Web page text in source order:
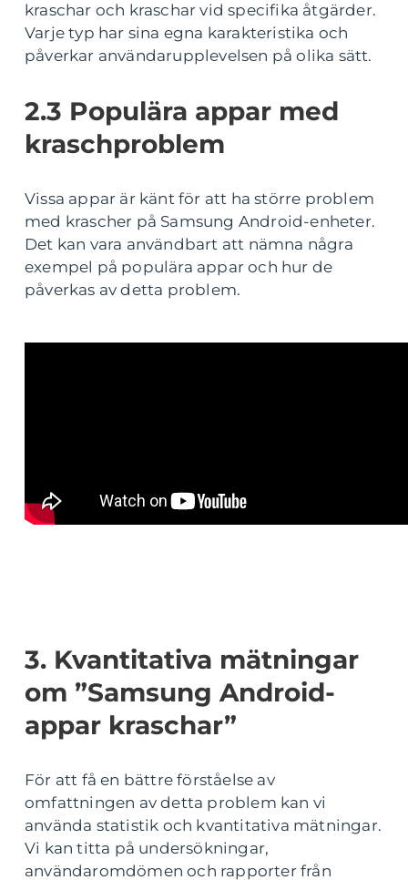
kraschar och kraschar vid specifika åtgärder.
Varje typ har sina egna karakteristika och
påverkar användarupplevelsen på olika sätt.
2.3 Populära appar med
kraschproblem
Vissa appar är känt för att ha större problem
med krascher på Samsung Android-enheter.
Det kan vara användbart att nämna några
exempel på populära appar och hur de
påverkas av detta problem.
3. Kvantitativa mätningar
om ”Samsung Android-
appar kraschar”
För att få en bättre förståelse av
omfattningen av detta problem kan vi
använda statistik och kvantitativa mätningar.
Vi kan titta på undersökningar,
användaromdömen och rapporter från